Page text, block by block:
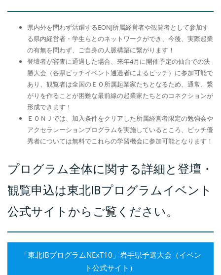
県内外を問わず活躍するEONJ所属経営者や観覧者として参加す
る県内経営者・学生らとのネットワークができ、今後、実際起業
の有無を問わず、ご自身の人脈構築に繋がります！
登壇者が審査に通過した場合、来年4月に開催予定の仙台での決
勝大会（各県ピッチイベント通過者によるピッチ）に参加可能で
あり、観覧者は全国のＥＯ所属起業家たちとなるため、通常、繋
がりを作ることが困難な最前線の起業家たちとのコネクションが
形成できます！
ＥＯＮＪでは、加入条件をクリアした所属経営者限定の勉強会や
アクセラレーションプログラムを実施しているところ、ピッチ優
秀者については無料でこれらの学習機会に参加可能となります！
プログラム全体に関する詳細と登壇・
観覧申込は東北IBプログラムイベント
公式サイトからご覧ください。
「東北IBプログラムNExT10」岩手県予選大会（イベン
ト公式サイト）